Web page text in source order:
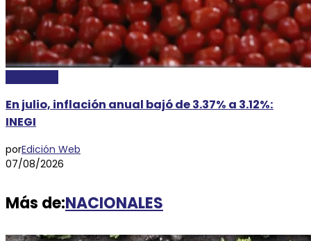
En julio, inflación anual bajó de 3.37% a 3.12%:
INEGI
porEdición Web
07/08/2026
Más de:NACIONALES